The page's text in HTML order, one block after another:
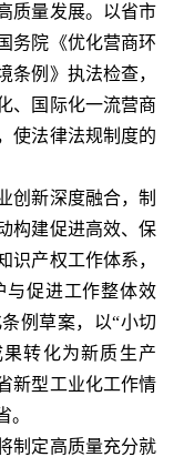
质量发展。以省市
务院《优化营商环
条例》执法检查，
、国际化一流营商
使法律法规制度的
新深度融合，制
构建促进高效、保
识产权工作体系，
与促进工作整体效
例草案，以“小切
转化为新质生产
新型工业化工作情
。
定高质量充分就